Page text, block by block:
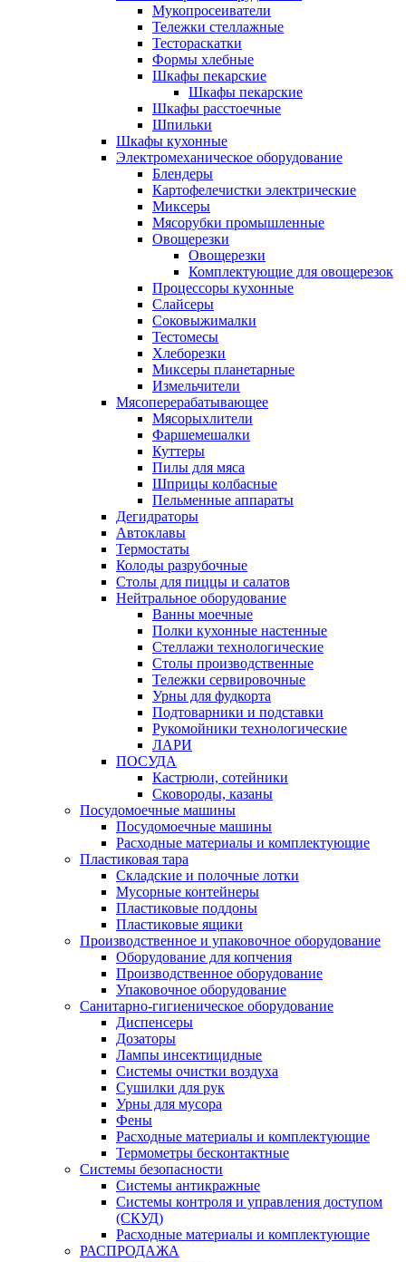
Мукопросеиватели
Тележки стеллажные
Тестораскатки
Формы хлебные
Шкафы пекарские
Шкафы пекарские
Шкафы расстоечные
Шпильки
Шкафы кухонные
Электромеханическое оборудование
Блендеры
Картофелечистки электрические
Миксеры
Мясорубки промышленные
Овощерезки
Овощерезки
Комплектующие для овощерезок
Процессоры кухонные
Слайсеры
Соковыжималки
Тестомесы
Хлеборезки
Миксеры планетарные
Измельчители
Мясоперерабатывающее
Мясорыхлители
Фаршемешалки
Куттеры
Пилы для мяса
Шприцы колбасные
Пельменные аппараты
Дегидраторы
Автоклавы
Термостаты
Колоды разрубочные
Столы для пиццы и салатов
Нейтральное оборудование
Ванны моечные
Полки кухонные настенные
Стеллажи технологические
Столы производственные
Тележки сервировочные
Урны для фудкорта
Подтоварники и подставки
Рукомойники технологические
ЛАРИ
ПОСУДА
Кастрюли, сотейники
Сковороды, казаны
Посудомоечные машины
Посудомоечные машины
Расходные материалы и комплектующие
Пластиковая тара
Складские и полочные лотки
Мусорные контейнеры
Пластиковые поддоны
Пластиковые ящики
Производственное и упаковочное оборудование
Оборудование для копчения
Производственное оборудование
Упаковочное оборудование
Санитарно-гигиеническое оборудование
Диспенсеры
Дозаторы
Лампы инсектицидные
Системы очистки воздуха
Сушилки для рук
Урны для мусора
Фены
Расходные материалы и комплектующие
Термометры бесконтактные
Системы безопасности
Системы антикражные
Системы контроля и управления доступом
(СКУД)
Расходные материалы и комплектующие
РАСПРОДАЖА